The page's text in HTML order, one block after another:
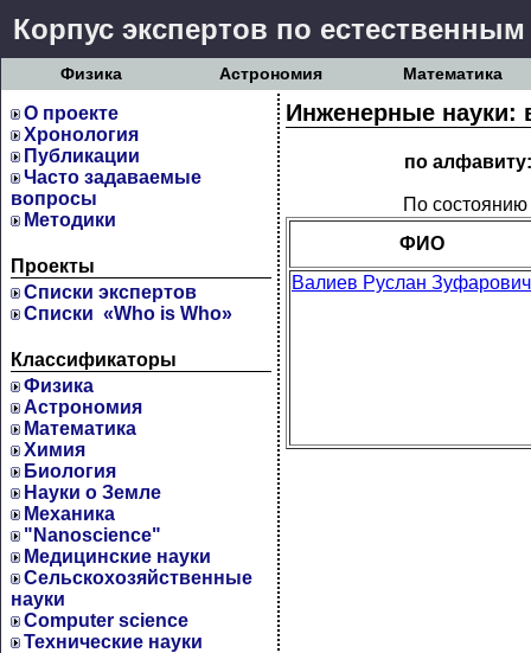
Корпус экспертов по
Физика Астрономия Математика
О проекте
Хронология
Публикации
Часто задаваемые
вопросы
Методики
Проекты
Cписки экспертов
Списки «Who is Who»
Классификаторы
Физика
Астрономия
Математика
Химия
Биология
Науки о Земле
Механика
"Nanoscience"
Медицинские науки
Сельскохозяйственные
науки
Computer science
Технические науки
Инженерные науки:
по алфавиту:
По
ФИО
Валиев Руслан Зуфарович